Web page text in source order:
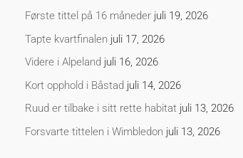
Første tittel på 16 måneder juli 19, 2026
Tapte kvartfinalen juli 17, 2026
Videre i Alpeland juli 16, 2026
Kort opphold i Båstad juli 14, 2026
Ruud er tilbake i sitt rette habitat juli 13, 2026
Forsvarte tittelen i Wimbledon juli 13, 2026